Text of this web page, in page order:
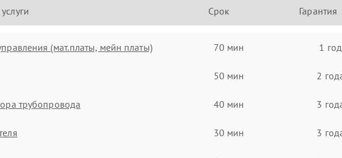
Срок Гарантия
(мат.платы, мейн платы) 70 мин 1 год
50 мин 2
трубопровода 40 мин 3
30 мин 3